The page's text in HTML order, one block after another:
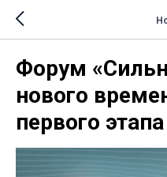
Форум
нового
первого этапа